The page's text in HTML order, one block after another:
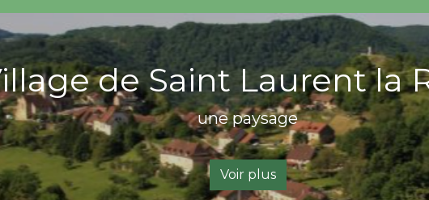
Village d'Arthenas
une paysage
Voir plus